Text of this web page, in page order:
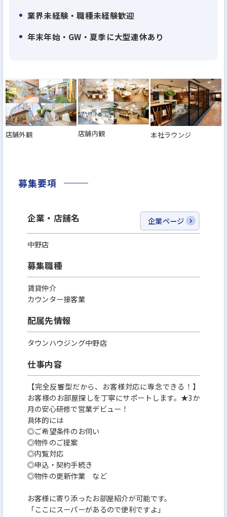
業界未経験・職種未経験歓迎
年末年始・GW・夏季に大型連休あり
店舗外観 店舗内観 本社ラウンジ
募集要項
企業・店舗名 企業ページ
中野店
募集職種
賃貸仲介
カウンター接客業
配属先情報
タウンハウジング中野店
仕事内容
【完全反響型だから、お客様対応に専念できる！】
お客様のお部屋探しを丁寧にサポートします。★3か
月の安心研修で営業デビュー！
具体的には
◎ご希望条件のお伺い
◎物件のご提案
◎内覧対応
◎申込・契約手続き
◎物件の更新作業 など
お客様に寄り添ったお部屋紹介が可能です。
「ここにスーパーがあるので便利ですよ」